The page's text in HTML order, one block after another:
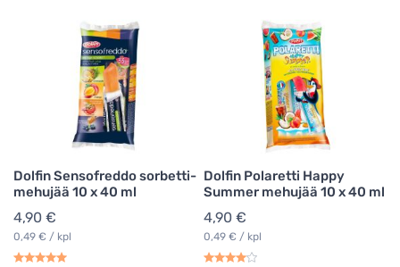
Dolfin Sensofreddo sorbetti-
mehujää 10 x 40 ml
4,90 €
0,49 € / kpl
Dolfin Polaretti Happy
Summer mehujää 10 x 40 ml
4,90 €
0,49 € / kpl